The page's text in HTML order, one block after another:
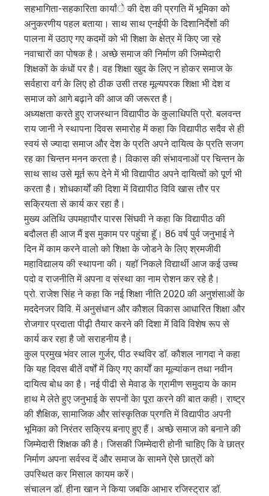
सहभागिता-सहकारिता कार्यांे की देश की प्रगति में भूमिका को
अनुकरणीय पहल बताया। साथ साथ एनईपी के दिशानिर्देशों की
पालना में उठाए गए कदमों को भी शिक्षा के क्षेत्र में किए जा रहे
नवाचारों का पोषक है। अच्छे समाज की निर्माण की जिम्मेदारी
शिक्षकों के कंधों पर है। वह शिक्षा खुद के लिए न होकर समाज के
सर्वहारा वर्ग के लिए हो ठीक उसी तरह मूल्यपरक शिक्षा भी देश व
समाज को आगे बढ़ाने की आज की जरूरत है।
अध्यक्षता करते हुए राजस्थान विद्यापीठ के कुलाधिपति प्रो. बलवन्त
राय जानी ने स्थापना दिवस समारोह में कहा कि विद्यापीठ सदैव से ही
स्वयं से ज्यादा समाज और देश के प्रति अपने दायित्व के प्रति सजग
रह का चिन्तन मनन करता है। विकास की संभावनाओं पर चिन्तन के
साथ साथ उसे मूर्त रूप देने में भी विद्यापीठ अपने दायित्वों को पूर्ण भी
करता है। शोधकार्यों की दिशा में विद्यापीठ विवि खास तौर पर
सक्रियता से कार्य कर रहा है।
मुख्य अतिथि उपमहापौर पारस सिंघवी ने कहा कि विद्यापीठ की
बदौलत ही आज मैं इस मुकाम पर पहुंचा हॅू। 86 वर्ष पुर्व जनुभाई ने
दिन में काम करने वालो को शिक्षा के जोडने के लिए श्रमजीवी
महाविद्यालय की स्थापना की। यहॉ निकले विद्यार्थी आज कई उच्च
पदो व राजनीति में अपना व संस्था का नाम रोशन कर रहे है।
प्रो. राजेश सिंह ने कहा कि नई शिक्षा नीति 2020 की अनुशंसाओं के
मददेनजर विवि. में अनुसंधान और कौशल विकास आधारित शिक्षा और
रोजगार प्रदाता पीढ़ी तैयार करने की दिशा में विवि विशेष रूप से
कार्य कर रहा है जो सराहनीय है।
कुल प्रमुख भंवर लाल गुर्जर, पीठ स्थविर डॉ. कौशल नागदा ने कहा
कि यह दिवस बीतें वर्षों में किए गए कार्यों का मूल्यांकन तथा नवीन
दायित्व बोध का है। नई पीढी से मेवाड के ग्रामीण समुदाय के काम
हाथ मे लेते हुए जनुभाई के सपनों केा पूरा करने की बात कही। राष्ट्र
की शैक्षिक, सामाजिक और सांस्कृतिक प्रगति में विद्यापीठ अपनी
भूमिका को निरंतर सक्रिय बनाए हुए हैं। अच्छे समाज को बनाने की
जिम्मेदारी शिक्षक की है। जिसकी जिम्मेदारी होनी चाहिए कि वे छात्र
निर्माण अपना सर्वस्व दें और समाज के सामने ऐसे छात्रों को
उपस्थित कर मिसाल कायम करें।
संचालन डॉ. हीना खान ने किया जबकि आभार रजिस्ट्रार डॉ.